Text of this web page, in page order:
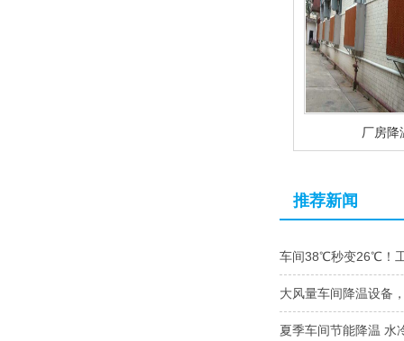
厂房降
推荐新闻
车间38℃秒变26℃！
大风量车间降温设备
夏季车间节能降温